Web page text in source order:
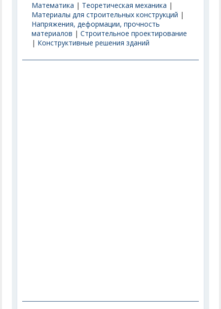
Математика | Теоретическая механика |
Материалы для строительных конструкций |
Напряжения, деформации, прочность
материалов |Строительное проектирование
| Конструктивные решения зданий